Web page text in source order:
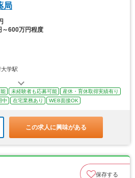
局
～600万円程度
大学駅
未経験者も応募可能
産休・育休取得実績有り
中 在宅業務あり WEB面接OK
この求人に興味がある
保存する